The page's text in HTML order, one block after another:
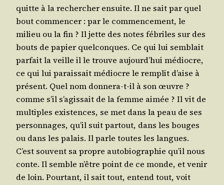
quitte à la recher­cher ensuite. Il ne sait par quel
bout com­men­cer : par le com­men­ce­ment, le
milieu ou la fin ? Il jette des notes fébriles sur des
bouts de papier quel­conques. Ce qui lui sem­blait
par­fait la veille il le trouve aujourd’­hui médiocre,
ce qui lui parais­sait médiocre le rem­plit d’aise à
pré­sent. Quel nom don­ne­ra-t-il à son œuvre ?
comme s’il s’a­gis­sait de la femme aimée ? Il vit de
mul­tiples exis­tences, se met dans la peau de ses
per­son­nages, qu’il suit par­tout, dans les bouges
ou dans les palais. Il parle toutes les langues.
C’est sou­vent sa propre auto­bio­gra­phie qu’il nous
conte. Il semble n’être point de ce monde, et venir
de loin. Pour­tant, il sait tout, entend tout, voit